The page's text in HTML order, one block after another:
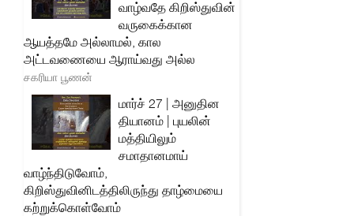
வாழ்வதே கிறிஸ்துவின்
வருகைக்கான
ஆயத்தமே அல்லாமல், கால
அட்டவணையை ஆராய்வது அல்ல
சகரியா பூணன்
மார்ச் 27 | அனுதின
தியானம் | புயலின்
மத்தியிலும்
சமாதானமாய்
வாழ்ந்திடுவோம்,
கிறிஸ்துவினிடத்திலிருந்து தாழ்மையை
கற்றுக்கொள்வோம்